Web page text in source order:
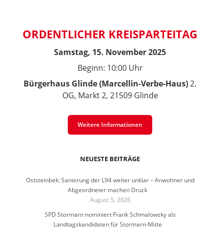
ORDENTLICHER KREISPARTEITAG
Samstag, 15. November 2025
Beginn: 10:00 Uhr
Bürgerhaus Glinde (Marcellin-Verbe-Haus)2.
OG, Markt 2, 21509 Glinde
Weitere Informationen
NEUESTE BEITRÄGE
Oststeinbek: Sanierung der L94 weiter unklar – Anwohner und
Abgeordneter machen Druck
August 5, 2026
SPD Stormarn nominiert Frank Schmalowsky als
Landtagskandidaten für Stormarn-Mitte